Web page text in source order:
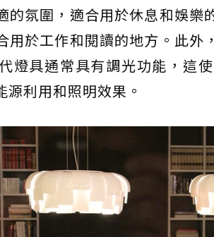
的氛圍，適合用於休息和娛樂
用於工作和閱讀的地方。此外
燈具通常具有調光功能，這
利用和照明效果。